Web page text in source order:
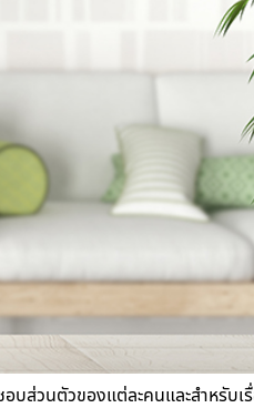
ส่วนตัวของแต่ละคนและสำหรับเ